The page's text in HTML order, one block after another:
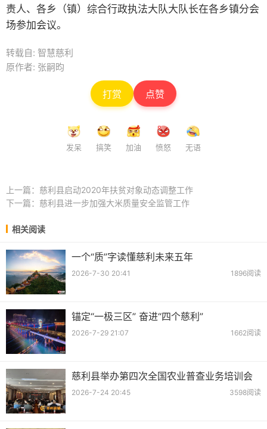
责人、各乡（镇）综合行政执法大队大队长在各乡镇分会
场参加会议。
转载自: 智慧慈利
原作者: 张嗣昀
打赏 点赞
发呆 搞笑 加油 愤怒 无语
上一篇： 慈利县启动2020年扶贫对象动态调整工作
下一篇： 慈利县进一步加强大米质量安全监管工作
相关阅读
一个“质”字读懂慈利未来五年
2026-7-30 20:41 1896阅读
锚定“一极三区” 奋进“四个慈利”
2026-7-29 21:07 1662阅读
慈利县举办第四次全国农业普查业务培训会
2026-7-24 20:45 3598阅读